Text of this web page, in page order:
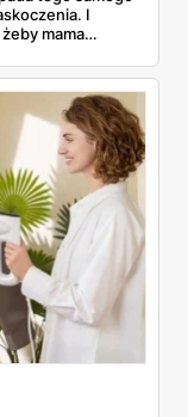
I
mama
co sama
perfumy
Ceny
bywa lepszy